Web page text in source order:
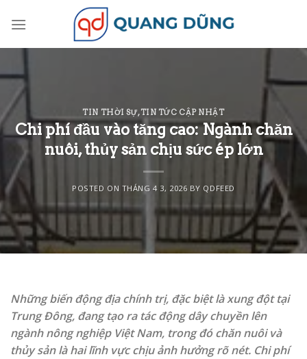
TIN THỜI SỰ,TIN TỨC CẬP NHẬT
Chi phí đầu vào tăng cao: Ngành chăn
nuôi, thủy sản chịu sức ép lớn
POSTED ON THÁNG 4 3, 2026 BY QDFEED
Những biến động địa chính trị, đặc biệt là xung đột tại
Trung Đông, đang tạo ra tác động dây chuyền lên
ngành nông nghiệp Việt Nam, trong đó chăn nuôi và
thủy sản là hai lĩnh vực chịu ảnh hưởng rõ nét. Chi phí